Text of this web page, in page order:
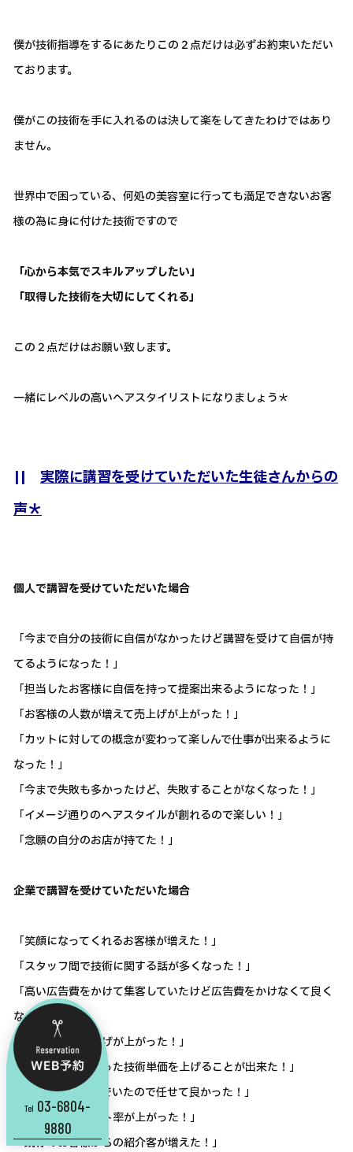
僕が技術指導をするにあたりこの２点だけは必ずお約束いただい
ております。
僕がこの技術を手に入れるのは決して楽をしてきたわけではあり
ません。
世界中で困っている、何処の美容室に行っても満足できないお客
様の為に身に付けた技術ですので
「心から本気でスキルアップしたい」
「取得した技術を大切にしてくれる」
この２点だけはお願い致します。
一緒にレベルの高いヘアスタイリストになりましょう＊
|| 実際に講習を受けていただいた生徒さんからの
声＊
個人で講習を受けていただいた場合
「今まで自分の技術に自信がなかったけど講習を受けて自信が持
てるようになった！」
「担当したお客様に自信を持って提案出来るようになった！」
「お客様の人数が増えて売上げが上がった！」
「カットに対しての概念が変わって楽しんで仕事が出来るように
なった！」
「今まで失敗も多かったけど、失敗することがなくなった！」
「イメージ通りのヘアスタイルが創れるので楽しい！」
「念願の自分のお店が持てた！」
企業で講習を受けていただいた場合
「笑顔になってくれるお客様が増えた！」
「スタッフ間で技術に関する話が多くなった！」
「高い広告費をかけて集客していたけど広告費をかけなくて良く
なった！」
「お店全体の売上げが上がった！」
「今までの課題だった技術単価を上げることが出来た！」
「技術指導に悩んでいたので任せて良かった！」
「お客様のリピート率が上がった！」
「既存のお客様からの紹介客が増えた！」
Tel 03-6804-
9880